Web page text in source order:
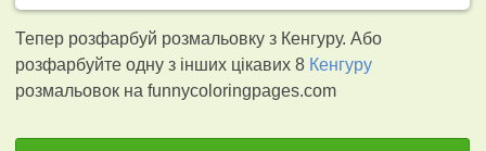
Тепер розфарбуй розмальовку з Кенгуру. Або
розфарбуйте одну з інших цікавих 8 Кенгуру
розмальовок на funnycoloringpages.com